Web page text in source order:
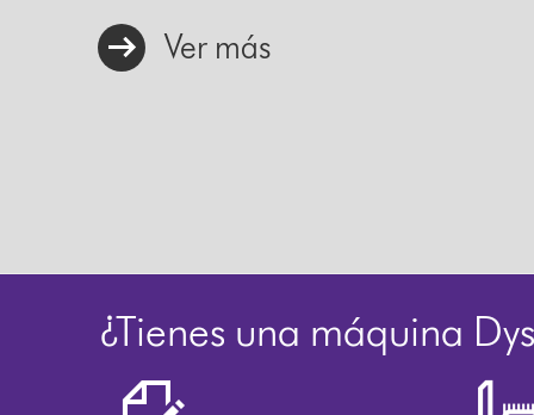
Ver más
¿Tienes una máquina